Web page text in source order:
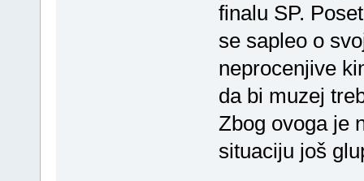
finalu SP.
se sapleo o
neprocenjive
da bi muzej
Zbog ovoga je
situaciju još